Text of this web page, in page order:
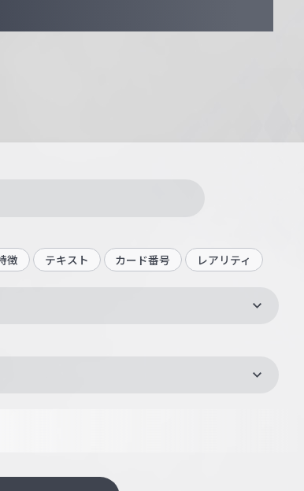
徴 テキスト カード番号 レアリティ